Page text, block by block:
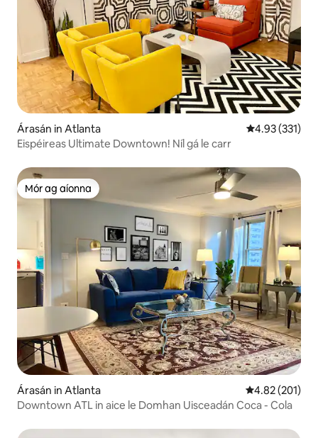
Árasán in Atlanta Meánrátáil
4.93 (331)
Eispéireas Ultimate Downtown! Níl gá le carr
Mór ag aíonna
Mór ag aíonna
Árasán in Atlanta Meánrátáil
4.82 (201)
Downtown ATL in aice le Domhan Uisceadán Coca - Cola